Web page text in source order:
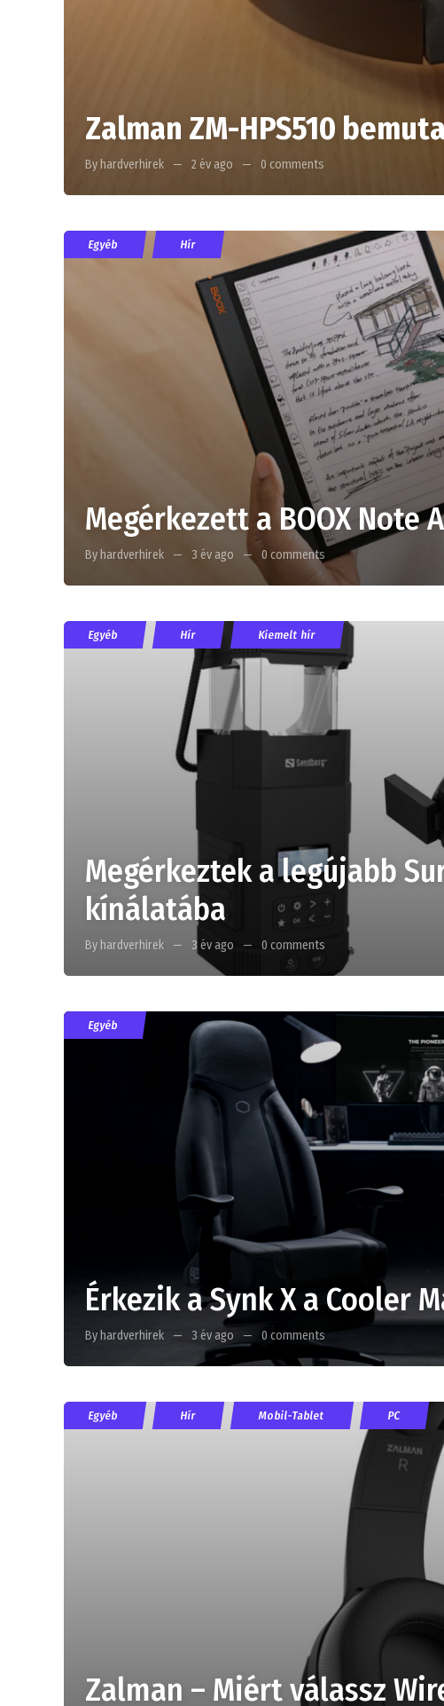
Zalman ZM-HPS510
By hardverhirek 2 év ago 0 comments
Egyéb Hír
Megérkezett a BOOX Note
By hardverhirek 3 év ago 0 comments
Egyéb Hír Kiemelt hír
Megérkeztek a legújabb
kínálatába
By hardverhirek 3 év ago 0 comments
Egyéb
Érkezik a Synk X a Cooler
By hardverhirek 3 év ago 0 comments
Egyéb Hír Mobil-Tablet PC
Zalman – Miért válassz